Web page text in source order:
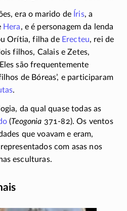
era o marido de Íris, a
Hera, e é personagem da lenda
Orítia, filha de Erecteu, rei de
filhos, Calais e Zetes,
são frequentemente
de Bóreas’, e participaram
.
da qual quase todas as
(Teogonia 371-82). Os ventos
que voavam e eram,
com asas nos
esculturas.